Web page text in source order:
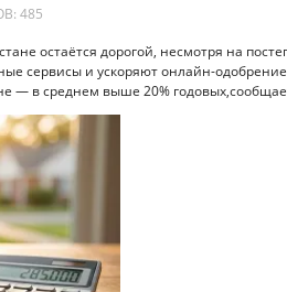
485
остаётся дорогой, несмотря на
сервисы и ускоряют онлайн-
— в среднем выше 20%